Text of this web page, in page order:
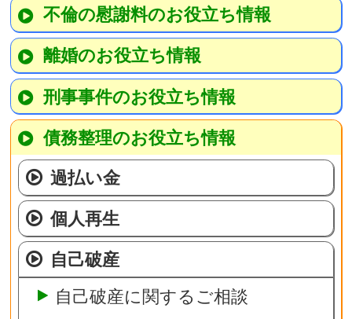
不倫の慰謝料のお役立ち情報
離婚のお役立ち情報
刑事事件のお役立ち情報
債務整理のお役立ち情報
過払い金
個人再生
自己破産
自己破産に関するご相談